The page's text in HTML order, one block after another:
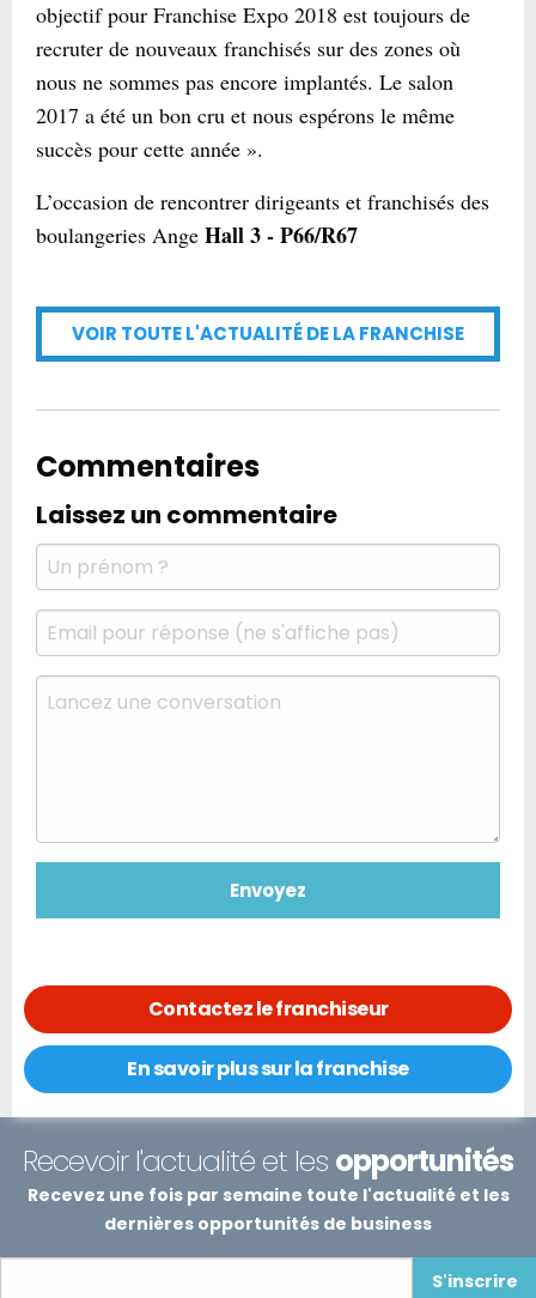
objectif pour Franchise Expo 2018 est toujours de
recruter de nouveaux franchisés sur des zones où
nous ne sommes pas encore implantés. Le salon
2017 a été un bon cru et nous espérons le même
succès pour cette année ».
L’occasion de rencontrer dirigeants et franchisés des
boulangeries Ange Hall 3 - P66/R67
VOIR TOUTE L'ACTUALITÉ DE LA FRANCHISE
Commentaires
Laissez un commentaire
Contactez le franchiseur
En savoir plus sur la franchise
Recevoir l'actualité et les opportunités
Recevez une fois par semaine toute l'actualité et les
dernières opportunités de business
S'inscrire